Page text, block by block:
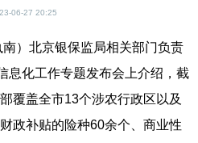
06-27 20:25
）北京银保监局相关部门负责
息化工作专题发布会上介绍，截
覆盖全市13个涉农行政区以及
政补贴的险种60余个、商业性